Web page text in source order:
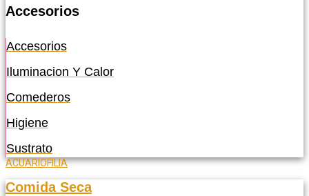
Accesorios
Accesorios
Iluminacion Y Calor
Comederos
Higiene
Sustrato
ACUARIOFILIA
Comida Seca